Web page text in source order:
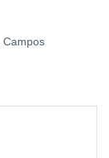
Campos